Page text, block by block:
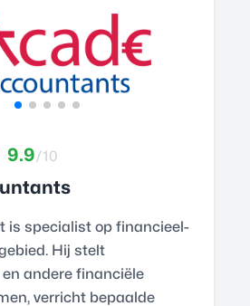
9.9/10
is specialist op financieel-
Hij stelt
andere financiële
verricht bepaalde